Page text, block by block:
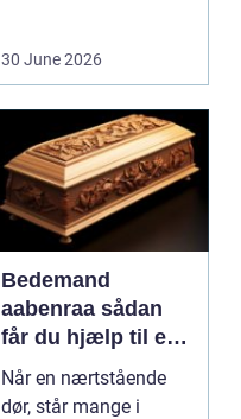
30 June 2026
Bedemand
aabenraa sådan
får du hjælp til en
værdig afsked
Når en nærtstående
dør, står mange i